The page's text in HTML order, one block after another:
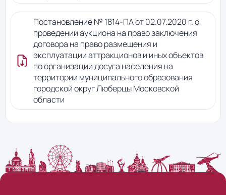
Постановление № 1814-ПА от 02.07.2020 г. о
проведении аукциона на право заключения
договора на право размещения и
эксплуатации аттракционов и иных объектов
по организации досуга населения на
территории муниципального образования
городской округ Люберцы Московской
области